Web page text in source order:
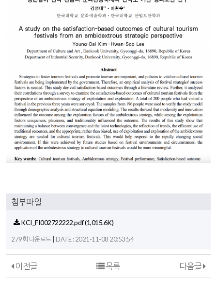
첨부파일
KCI_FI002722222.pdf(1,015.6K)
279회 다운로드| DATE : 2021-11-08 20:53:54
이전글 다음글
목록